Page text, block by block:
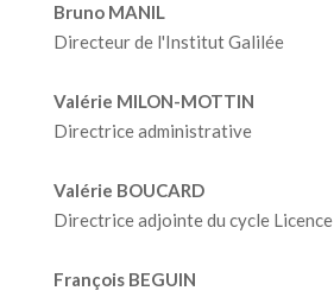
Bruno MANIL
Directeur de l'Institut Galilée
Valérie MILON-MOTTIN
Directrice administrative
Valérie BOUCARD
Directrice adjointe du cycle Licence
François BEGUIN